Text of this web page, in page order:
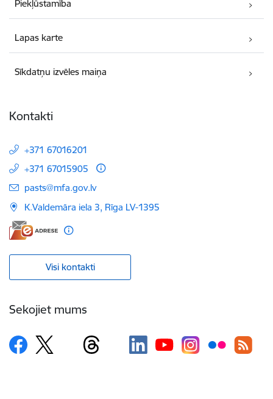
Piekļūstamība
Lapas karte
Sīkdatņu izvēles maiņa
Kontakti
+371 67016201
+371 67015905
E-pasts:
pasts@mfa.gov.lv
K.Valdemāra iela 3, Rīga LV-1395
Visi kontakti
Sekojiet mums